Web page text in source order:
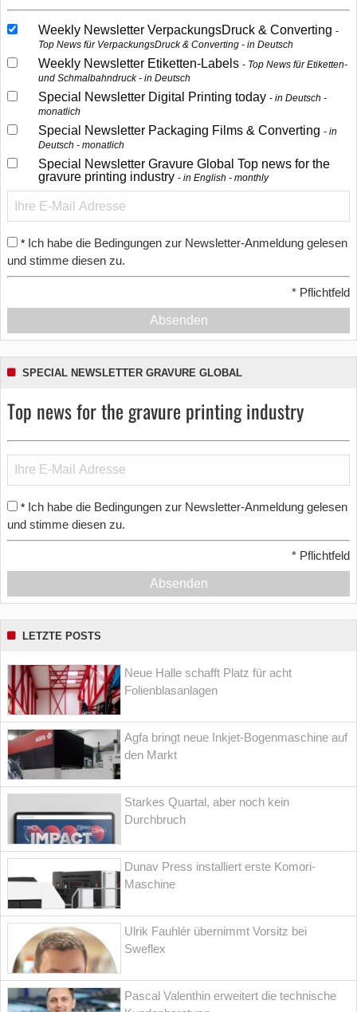
Weekly Newsletter VerpackungsDruck & Converting
Top News für VerpackungsDruck & Converting - in Deutsch
Weekly Newsletter Etiketten-Labels
Top News für Etiketten-
und Schmalbahndruck - in Deutsch
Special Newsletter Digital Printing today
in Deutsch -
monatlich
Special Newsletter Packaging Films & Converting
in
Deutsch - monatlich
Special Newsletter Gravure Global Top news for the
gravure printing industry
in English - monthly
* Ich habe die Bedingungen zur Newsletter-Anmeldung gelesen
und stimme diesen zu.
* Pflichtfeld
Absenden
SPECIAL NEWSLETTER GRAVURE GLOBAL
Top news for the gravure printing industry
* Ich habe die Bedingungen zur Newsletter-Anmeldung gelesen
und stimme diesen zu.
* Pflichtfeld
Absenden
LETZTE POSTS
Neue Halle schafft Platz für acht
Folienblasanlagen
Agfa bringt neue Inkjet-Bogenmaschine auf
den Markt
Starkes Quartal, aber noch kein
Durchbruch
Dunav Press installiert erste Komori-
Maschine
Ulrik Fauhlér übernimmt Vorsitz bei
Sweflex
Pascal Valenthin erweitert die technische